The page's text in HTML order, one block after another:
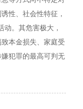
性、社会性特征，
动。其危害极大，
本金损失、家庭受
犯罪的最高可判无